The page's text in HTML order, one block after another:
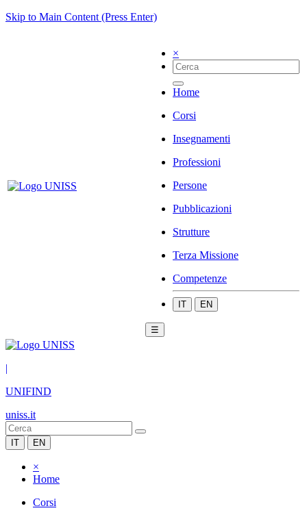
Skip to Main Content (Press Enter)
×
Home
Corsi
Insegnamenti
Professioni
Persone
Pubblicazioni
Strutture
Terza Missione
Competenze
IT EN
☰
|
UNIFIND
uniss.it
IT EN
×
Home
Corsi